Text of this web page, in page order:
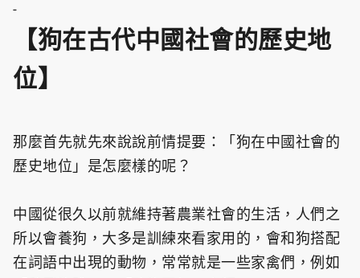
-
【狗在古代中國社會的歷史地
位】
那麼首先就先來說說前情提要：「狗在中國社會的
歷史地位」是怎麼樣的呢？
中國從很久以前就維持著農業社會的生活，人們之
所以會養狗，大多是訓練來看家用的，會和狗搭配
在詞語中出現的動物，常常就是一些家禽們，例如